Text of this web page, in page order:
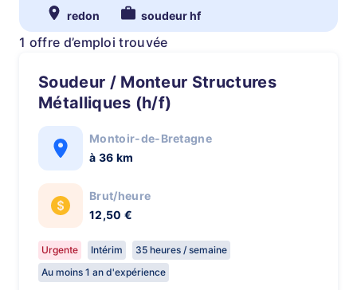
redon soudeur hf
1 offre d’emploi trouvée
Soudeur / Monteur Structures
Métalliques (h/f)
Montoir-de-Bretagne
à 36 km
Brut/heure
12,50 €
Urgente Intérim
35 heures / semaine
Au moins 1 an d'expérience